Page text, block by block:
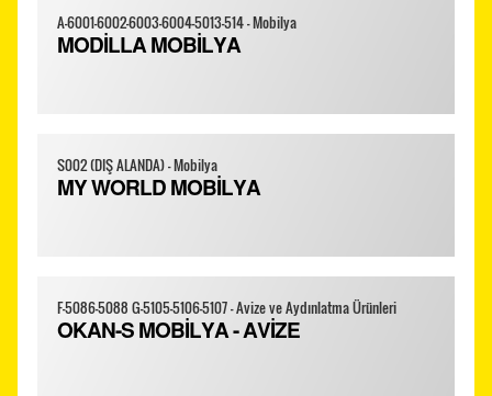
A-6001-6002-6003-6004-5013-514 - Mobilya
MODİLLA MOBİLYA
S002 (DIŞ ALANDA) - Mobilya
MY WORLD MOBİLYA
F-5086-5088 G-5105-5106-5107 - Avize ve Aydınlatma Ürünleri
OKAN-S MOBİLYA - AVİZE